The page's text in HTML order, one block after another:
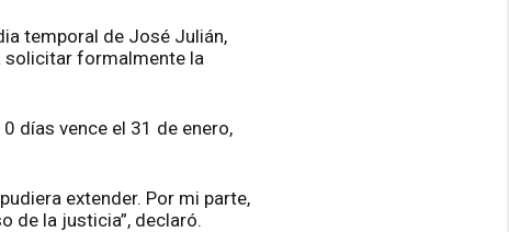
temporal de José Julián,
solicitar formalmente la
días vence el 31 de enero,
extender. Por mi parte,
de la justicia”, declaró.